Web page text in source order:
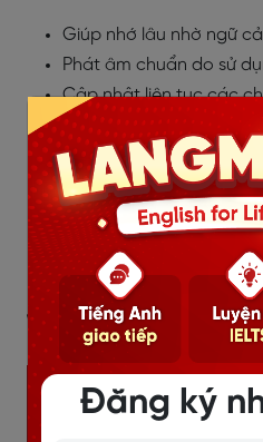
Giúp nhớ lâu nhờ ngữ
Phát âm chuẩn do sử
Cập nhật liên tục các
Nhược điểm:
Nội dung IELTS chuyên
Một số khóa học không
Link download: IOS
1.6. Mochi Mochi
Đăng ký